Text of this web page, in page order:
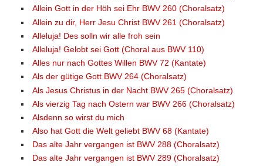
Allein Gott in der Höh sei Ehr BWV 260 (Choralsatz)
Allein zu dir, Herr Jesu Christ BWV 261 (Choralsatz)
Alleluja! Des solln wir alle froh sein
Alleluja! Gelobt sei Gott (Choral aus BWV 110)
Alles nur nach Gottes Willen BWV 72 (Kantate)
Als der gütige Gott BWV 264 (Choralsatz)
Als Jesus Christus in der Nacht BWV 265 (Choralsatz)
Als vierzig Tag nach Ostern war BWV 266 (Choralsatz)
Alsdenn so wirst du mich
Also hat Gott die Welt geliebt BWV 68 (Kantate)
Das alte Jahr vergangen ist BWV 288 (Choralsatz)
Das alte Jahr vergangen ist BWV 289 (Choralsatz)